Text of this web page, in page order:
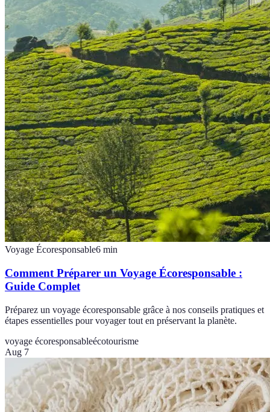
Voyage Écoresponsable6 min
Comment Préparer un Voyage Écoresponsable :
Guide Complet
Préparez un voyage écoresponsable grâce à nos conseils pratiques et
étapes essentielles pour voyager tout en préservant la planète.
voyage écoresponsableécotourisme
Aug 7